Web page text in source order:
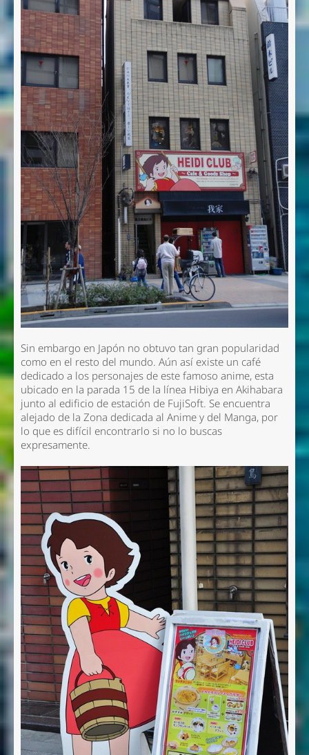
Sin embargo en Japón no obtuvo tan gran popularidad
como en el resto del mundo. Aún así existe un café
dedicado a los personajes de este famoso anime, esta
ubicado en la parada 15 de la línea Hibiya en Akihabara
junto al edificio de estación de FujiSoft. Se encuentra
alejado de la Zona dedicada al Anime y del Manga, por
lo que es difícil encontrarlo si no lo buscas
expresamente.